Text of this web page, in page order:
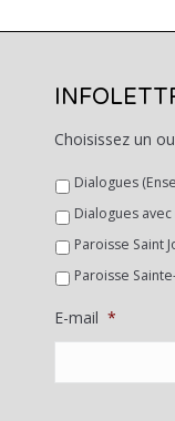
Choisissez un
Dialogues
Dialogues
Paroisse Saint
Paroisse
E-mail *